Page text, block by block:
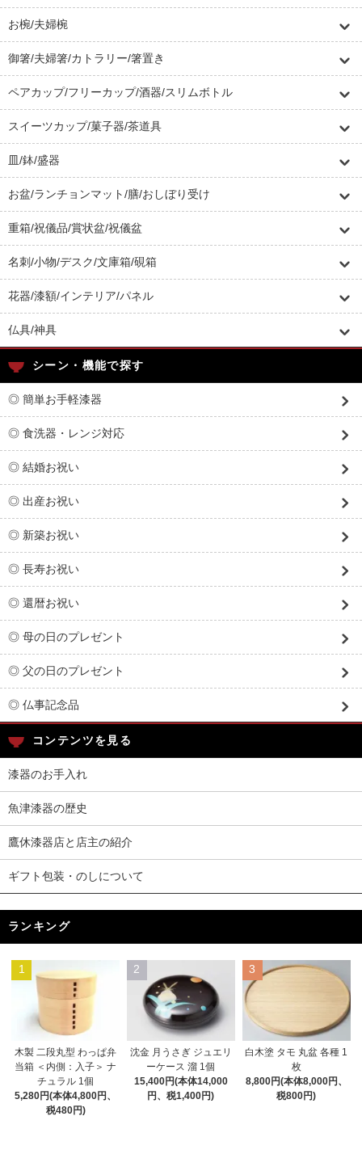
お椀/夫婦椀
御箸/夫婦箸/カトラリー/箸置き
ペアカップ/フリーカップ/酒器/スリムボトル
スイーツカップ/菓子器/茶道具
皿/鉢/盛器
お盆/ランチョンマット/膳/おしぼり受け
重箱/祝儀品/賞状盆/祝儀盆
名刺/小物/デスク/文庫箱/硯箱
花器/漆額/インテリア/パネル
仏具/神具
シーン・機能で探す
◎ 簡単お手軽漆器
◎ 食洗器・レンジ対応
◎ 結婚お祝い
◎ 出産お祝い
◎ 新築お祝い
◎ 長寿お祝い
◎ 還暦お祝い
◎ 母の日のプレゼント
◎ 父の日のプレゼント
◎ 仏事記念品
コンテンツを見る
漆器のお手入れ
魚津漆器の歴史
鷹休漆器店と店主の紹介
ギフト包装・のしについて
ランキング
1
木製 二段丸型 わっぱ弁
当箱 ＜内側：入子＞ ナ
チュラル 1個
5,280円(本体4,800円、
税480円)
2
沈金 月うさぎ ジュエリ
ーケース 溜 1個
15,400円(本体14,000
円、税1,400円)
3
白木塗 タモ 丸盆 各種 1
枚
8,800円(本体8,000円、
税800円)